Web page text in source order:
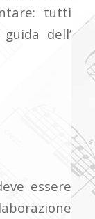
tutti
dell’
essere